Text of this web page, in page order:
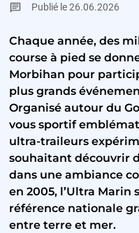
Publié le 26.06.2026
Chaque année, des
course à pied se
Morbihan pour
plus grands
Organisé autour du
vous sportif
ultra-traileurs
souhaitant découvrir
dans une ambiance
en 2005, l’Ultra Marin
référence nationale
entre terre et mer.